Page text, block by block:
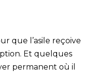
que l’asile reçoive
Et quelques
permanent où il